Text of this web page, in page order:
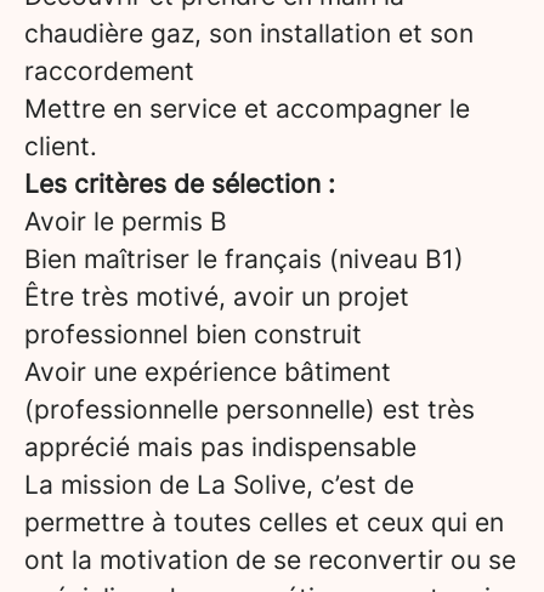
chaudière gaz, son installation et son
raccordement
Mettre en service et accompagner le
client.
Les critères de sélection :
Avoir le permis B
Bien maîtriser le français (niveau B1)
Être très motivé, avoir un projet
professionnel bien construit
Avoir une expérience bâtiment
(professionnelle personnelle) est très
apprécié mais pas indispensable
La mission de La Solive, c’est de
permettre à toutes celles et ceux qui en
ont la motivation de se reconvertir ou se